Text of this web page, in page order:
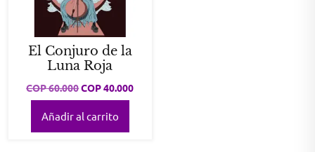
El Conjuro de la
Luna Roja
COP60.000Original
price
was:
COP 60.000.
COP40.000Current
Añadir al carrito